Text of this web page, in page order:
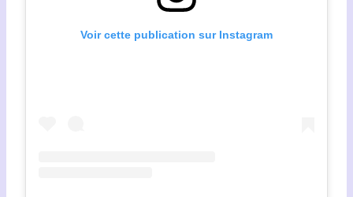
Voir cette publication sur Instagram